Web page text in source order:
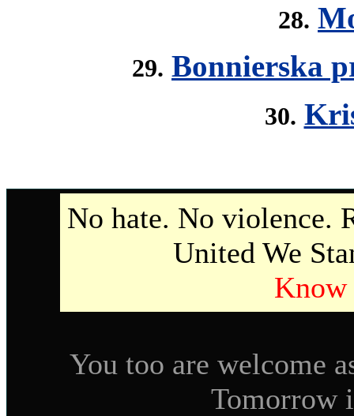
28.
29. Bonnierska
30.
No hate. No violence.
United We
Know
You too are welcome
Tomorrow